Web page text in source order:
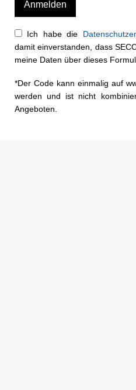
Ich habe die
damit einverstanden, dass
meine Daten über dieses
*Der Code kann einmalig auf
werden und ist nicht
Angeboten.